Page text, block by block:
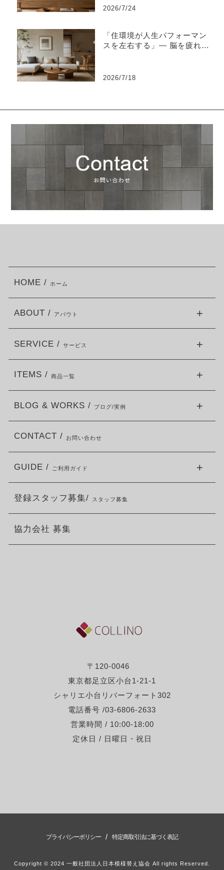
2026/7/24
「住環境が人生パフォーマン
スを左右する」― 脳を疲れさ
2026/7/18
〒120-0046
東京都足立区小台1-21-1
シャリエ小台リバーフォート302
電話番号 /03-6806-2633
営業時間 / 10:00-18:00
定休日 / 日曜日・祝日
HOME / ホーム
ABOUT / アバウト
SERVICE / サービス
ITEMS / 商品一覧
BLOG & WORKS / ブログ/実例
CONTACT / お問い合わせ
GUIDE / ご利用ガイド
登録スタッフ募集/ スタッフ募集
協力会社 募集
プライバシーポリシー / 特定商取引法に基づく表記
Copyright © 2024 一般社団法人日本模様替え協会 All rights Reserved.